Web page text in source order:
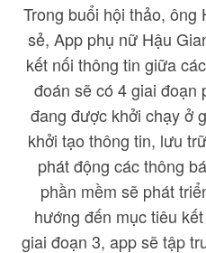
Trong buổi hội thảo, ông
sẻ, App phụ nữ Hậu
kết nối thông tin giữa
đoán sẽ có 4 giai đoạn
đang được khởi chạy ở
khởi tạo thông tin, lưu
phát động các thông
phần mềm sẽ phát
hướng đến mục tiêu
giai đoạn 3, app sẽ tập